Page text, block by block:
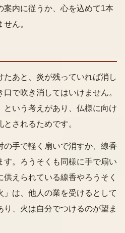
案内に従うか、心を込めて1本
ん。
あと、炎が残っていれば消し
で吹き消してはいけません。
という考えがあり、仏様に向け
されるためです。
の手で軽く扇いで消すか、線香
す。ろうそくも同様に手で扇い
えられている線香やろうそく
は、他人の業を受けるとして
、火は自分でつけるのが望ま